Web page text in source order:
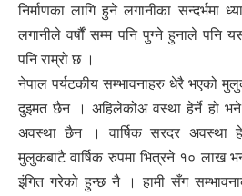
निर्माणका लागि हुने लगानीका सन्दर्भमा
लगानीले वर्षौं सम्म पनि पुग्ने हुनाले पनि
पनि राम्रो छ ।
नेपाल पर्यटकीय सम्भावनाहरु धेरै भएको
दुइमत छैन । अहिलेकोअ वस्था हेर्ने हो
अवस्था छैन । वार्षिक सरदर अवस्था
मुलुकबाटै वार्षिक रुपमा भित्रने १० लाख
इंगित गरेको हुन्छ नै । हामी सँग